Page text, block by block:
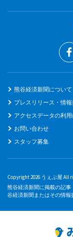
熊谷経済新聞について
プレスリリース・情
アクセスデータの利
お問い合わせ
スタッフ募集
Copyright 2026 うぇぶ屋 All
熊谷経済新聞に掲載の記
谷経済新聞またはその情報